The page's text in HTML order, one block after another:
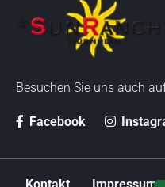
Besuchen Sie uns auch
Facebook
Kontakt Impressum